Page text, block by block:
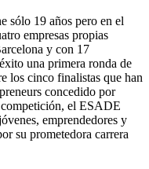
sólo 19 años pero en el
empresas propias
y con 17
una primera ronda de
los cinco finalistas que han
concedido por
el ESADE
emprendedores y
su prometedora carrera